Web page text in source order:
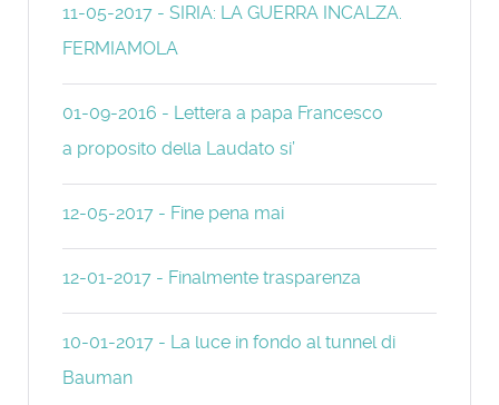
11-05-2017 - SIRIA: LA GUERRA INCALZA.
FERMIAMOLA
01-09-2016 - Lettera a papa Francesco
a proposito della Laudato si’
12-05-2017 - Fine pena mai
12-01-2017 - Finalmente trasparenza
10-01-2017 - La luce in fondo al tunnel di
Bauman